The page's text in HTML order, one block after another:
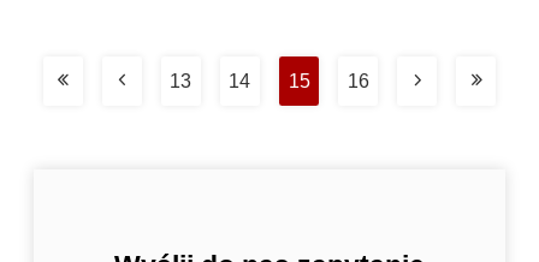
13 14 15 16